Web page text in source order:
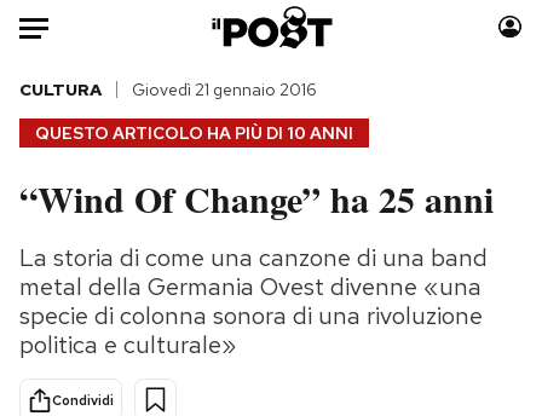
Auto
HOME
Italia
Politica
Tecnologia
Internet
Scienza
Moda
Consumismi
Storie/Idee
QUESTO ARTICOLO HA PIÙ DI 10 ANNI
CULTURA Giovedì 21 gennaio 2016
“Wind Of Change” ha 25 anni
La storia di come una canzone di una band
metal della Germania Ovest divenne «una
specie di colonna sonora di una rivoluzione
politica e culturale»
Condividi